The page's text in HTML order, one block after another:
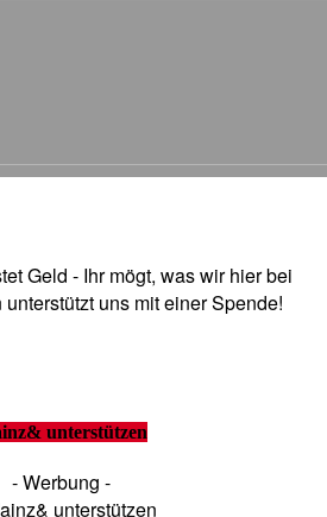
Geld - Ihr mögt, was wir hier bei
uns mit einer Spende!
unterstützen
- Werbung -